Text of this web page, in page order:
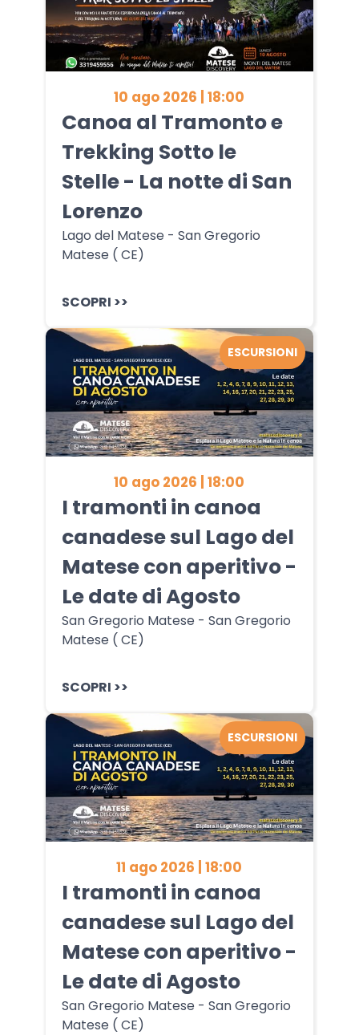
10 ago 2026 | 18:00
Canoa al Tramonto e
Trekking Sotto le
Stelle - La notte di San
Lorenzo
Lago del Matese - San Gregorio
Matese ( CE)
SCOPRI >>
10 ago 2026 | 18:00
I tramonti in canoa
canadese sul Lago del
Matese con aperitivo -
Le date di Agosto
San Gregorio Matese - San Gregorio
Matese ( CE)
SCOPRI >>
ESCURSIONI
11 ago 2026 | 18:00
I tramonti in canoa
canadese sul Lago del
Matese con aperitivo -
Le date di Agosto
San Gregorio Matese - San Gregorio
Matese ( CE)
ESCURSIONI